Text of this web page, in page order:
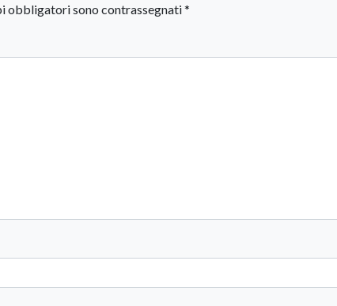
obbligatori sono contrassegnati*